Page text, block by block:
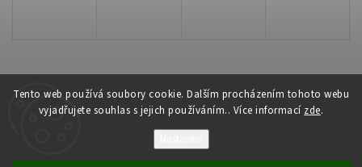
Tento web používá soubory cookie. Dalším procházením tohoto webu
vyjadřujete souhlas s jejich používáním.. Více informací zde.
WAKENHAT e-shop. Všechna práva vyhrazena.